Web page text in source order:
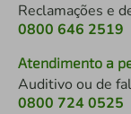
Reclamações e
0800 646 2519
Atendimento a
Auditivo ou de
0800 724 0525